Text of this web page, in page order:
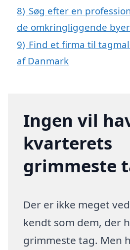
8) Søg efter en
de omkringliggende
9) Find et firma til
af Danmark
Ingen vil
kvarterets
grimmeste
Der er ikke meget
kendt som dem, der
grimmeste tag. Men